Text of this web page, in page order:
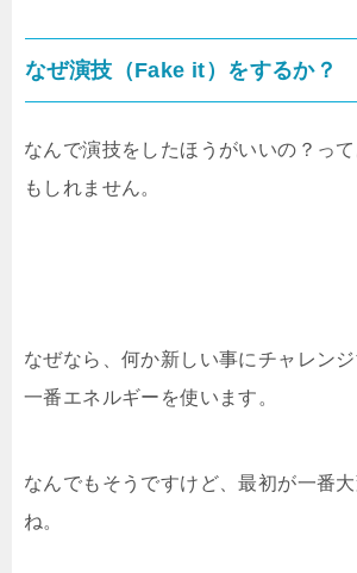
なぜ演技（Fake it）をするか？
なんで演技をしたほうがいいの？っ
もしれません。
なぜなら、何か新しい事にチャレン
一番エネルギーを使います。
なんでもそうですけど、最初が一番
ね。